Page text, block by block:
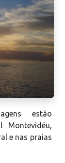
estão
Montevidéu,
e nas praias